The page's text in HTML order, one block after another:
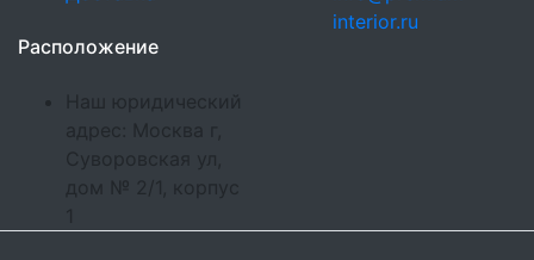
interior.ru
Расположение
Наш юридический
адрес: Москва г,
Суворовская ул,
дом № 2/1, корпус